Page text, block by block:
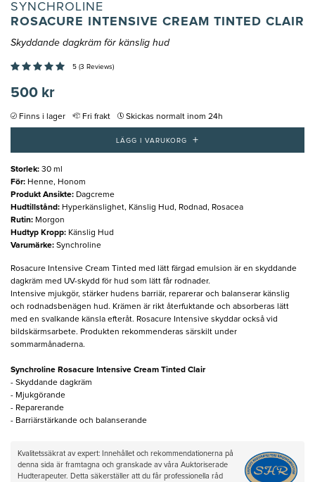
SYNCHROLINE
ROSACURE INTENSIVE CREAM TINTED CLAIR
Skyddande dagkräm för känslig hud
5 (3 Reviews)
500 kr
Finns i lager Fri frakt Skickas normalt inom 24h
LÄGG I VARUKORG +
Storlek: 30 ml
För: Henne, Honom
Produkt Ansikte: Dagcreme
Hudtillstånd: Hyperkänslighet, Känslig Hud, Rodnad, Rosacea
Rutin: Morgon
Hudtyp Kropp: Känslig Hud
Varumärke: Synchroline
Rosacure Intensive Cream Tinted med lätt färgad emulsion är en skyddande
dagkräm med UV-skydd för hud som lätt får rodnader.
Intensive mjukgör, stärker hudens barriär, reparerar och balanserar känslig
och rodnadsbenägen hud. Krämen är rikt återfuktande och absorberas lätt
med en svalkande känsla efteråt. Rosacure Intensive skyddar också vid
bildskärmsarbete. Produkten rekommenderas särskilt under
sommarmånaderna.
Synchroline Rosacure Intensive Cream Tinted Clair
- Skyddande dagkräm
- Mjukgörande
- Reparerande
- Barriärstärkande och balanserande
Kvalitetssäkrat av expert: Innehållet och rekommendationerna på
denna sida är framtagna och granskade av våra Auktoriserade
Hudterapeuter. Detta säkerställer att du får professionella råd